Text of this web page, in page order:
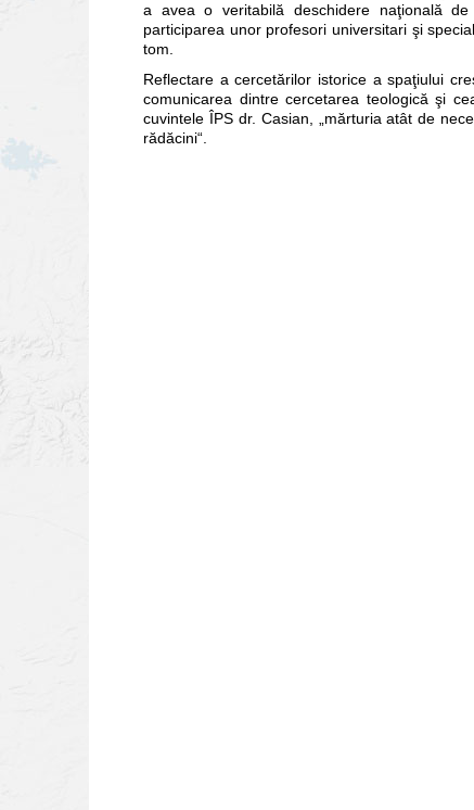
a avea o veritabilă deschidere naţională
participarea unor profesori universitari şi
tom.
Reflectare a cercetărilor istorice a spaţiului
comunicarea dintre cercetarea teologică şi
cuvintele ÎPS dr. Casian, „mărturia atât de
rădăcini“.